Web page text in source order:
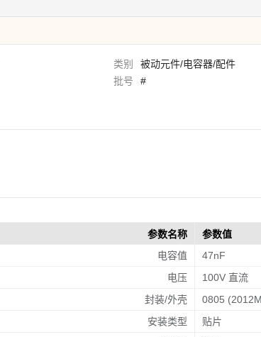
类别
被动元件/电容器/配件
批号
#
参数名称
参数值
电容值
47nF
电压
100V 直流
封装/外壳
0805
安装类型
贴片